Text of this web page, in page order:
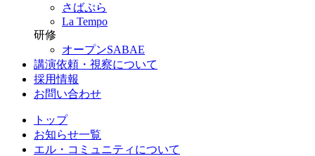
さばぷら
La Tempo
研修
オープンSABAE
講演依頼・視察について
採用情報
お問い合わせ
トップ
お知らせ一覧
エル・コミュニティについて